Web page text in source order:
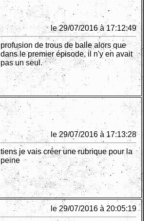
le 29/07/2016 à 17:12:49
profusion de trous de balle alors que
dans le premier épisode, il n'y en avait
pas un seul.
le 29/07/2016 à 17:13:28
tiens je vais créer une rubrique pour la
peine
le 29/07/2016 à 20:05:19